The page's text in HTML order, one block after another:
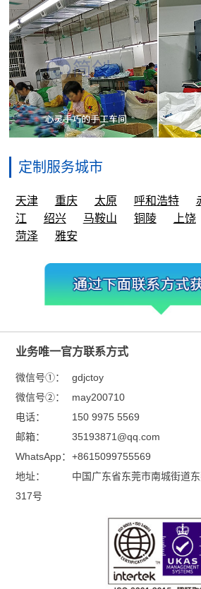
定制服务城市
天津 重庆 太原 呼和浩特
江
绍兴 马鞍山 铜陵 上饶
菏泽
雅安
业务唯一官方联系方式
微信号①：
gdjctoy
微信号②：
may200710
电话：
150 9975 5569
邮箱：
35193871@qq.com
WhatsApp： +8615099755569
地址：
中国广东省东莞市南城街道
317号